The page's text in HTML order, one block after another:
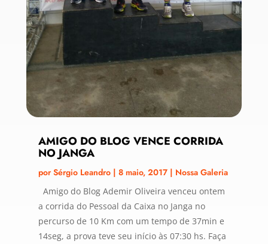
AMIGO DO BLOG VENCE CORRIDA
NO JANGA
porSérgio Leandro| 8 maio, 2017| Nossa Galeria
Amigo do Blog Ademir Oliveira venceu ontem
a corrida do Pessoal da Caixa no Janga no
percurso de 10 Km com um tempo de 37min e
14seg, a prova teve seu início às 07:30 hs. Faça